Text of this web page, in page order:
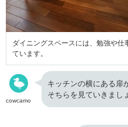
ダイニングスペースには、勉強や
ています。
cowcamo
キッチンの横にある扉
そちらを見ていきまし